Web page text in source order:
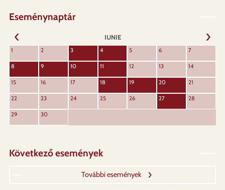
Eseménynaptár
ANTERIOR
IUNIE
1 2 3 4 5 6 7
8 9 10 11 12 13 14
15 16 17 18 19 20 21
22 23 24 25 26 27 28
29 30
Következő események
További események